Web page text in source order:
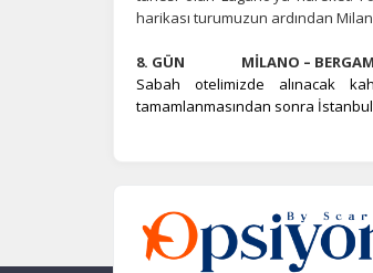
harikası turumuzun ardından
8. GÜN MİLANO –
Sabah otelimizde alınacak
tamamlanmasından sonra